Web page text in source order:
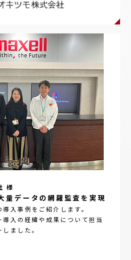
様
量データの網羅監査を実現
入事例をご紹介します。
導入の経緯や成果について担当
ました。